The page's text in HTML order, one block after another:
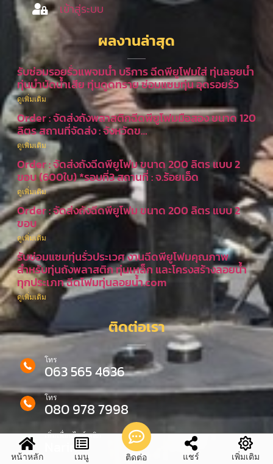
เข้าสู่ระบบ
ผลงานล่าสุด
รับซ่อมรอยรั่วแพจมน้ำ บริการ ฉีดพียูโฟมใส่ ทุ่นลอยน้ำ
ทุ่นบำบัดน้ำเสีย ทุ่นดูดทราย ซ่อมแซมทุ่น อุดรอยรั่ว
ดูเพิ่มเติม
Order : จัดส่งถังพลาสติกฉีดพียูโฟมมือสอง ขนาด 120
ลิตร สถานที่จัดส่ง : จังหวัดข…
ดูเพิ่มเติม
Order : จัดส่งถังฉีดพียูโฟม ขนาด 200 ลิตร แบบ 2
ขอบ (600ใบ) *รอบที่3 สถานที่ : จ.ร้อยเอ็ด
ดูเพิ่มเติม
Order : จัดส่งถังฉีดพียูโฟม ขนาด 200 ลิตร แบบ 2
ขอบ
ดูเพิ่มเติม
รับซ่อมแซมทุ่นรั่วประเวศ งานฉีดพียูโฟมคุณภาพ
สำหรับทุ่นถังพลาสติก ทุ่นเหล็ก และโครงสร้างลอยน้ำ
ทุกประเภท ฉีดโฟมทุ่นลอยน้ำ.com
ดูเพิ่มเติม
ติดต่อเรา
โทร
063 565 4636
โทร
080 978 7998
เพิ่มเพื่อนไลน์ คลิก
Narin
หน้าหลัก เมนู ติดต่อ แชร์ เพิ่มเติม